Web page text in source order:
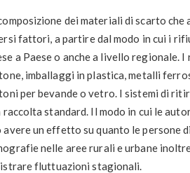
dei materiali di scarto
fattori, a partire dal modo in cui i
a Paese o anche a livello
imballaggi in plastica, metalli
per bevande o vetro. I sistemi di
raccolta standard. Il modo in cui le
avere un effetto su quanto le persone
nelle aree rurali e urbane
fluttuazioni stagionali.